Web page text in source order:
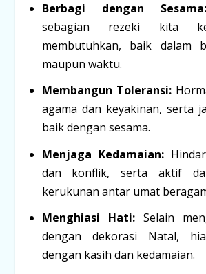
Berbagi dengan Sesama:
sebagian rezeki kita
membutuhkan, baik dalam
maupun waktu.
Membangun Toleransi:
agama dan keyakinan, serta
baik dengan sesama.
Menjaga Kedamaian:
dan konflik, serta aktif
kerukunan antar umat
Menghiasi Hati:Selain
dengan dekorasi Natal,
dengan kasih dan kedamaian.